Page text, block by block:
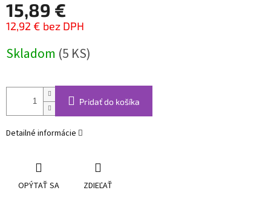
15,89 €
12,92 € bez DPH
cena:
Skladom (5 KS)
Pridať do košíka
Detailné informácie
OPÝTAŤ SA ZDIEĽAŤ